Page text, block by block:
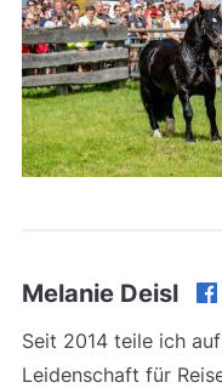
Melanie Deisl
Seit 2014 teile ich
Leidenschaft für